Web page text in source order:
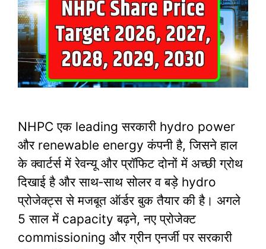
NHPC एक leading सरकारी hydro power
और renewable energy कंपनी है, जिसने हाल
के क्वार्टर्स में रेवन्यू और प्रॉफिट दोनों में अच्छी ग्रोथ
दिखाई है और साथ‑साथ सोलर व बड़े hydro
प्रोजेक्ट्स से मजबूत ऑर्डर बुक तैयार की है। अगले
5 साल में capacity बढ़ने, नए प्रोजेक्ट
commissioning और ग्रीन एनर्जी पर सरकारी